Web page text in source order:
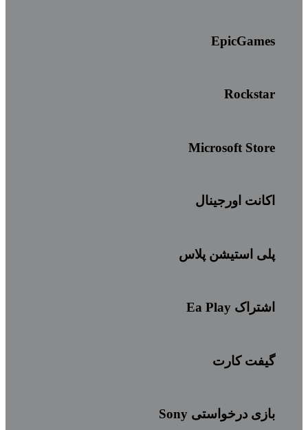
EpicGames
Rockstar
Microsoft Store
اکانت اورجینال
پلی استیشن پلاس
اشتراک Ea Play
گیفت کارت
بازی درخواستی Sony